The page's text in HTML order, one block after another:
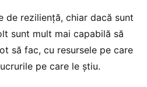
de reziliență, chiar dacă sunt
sunt mult mai capabilă să
să fac, cu resursele pe care
pe care le știu.